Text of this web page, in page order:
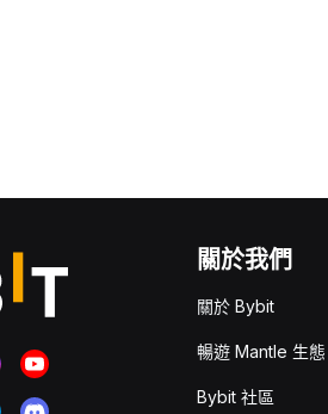
關於我們
關於 Bybit
暢遊 Mantle 生態
Bybit 社區